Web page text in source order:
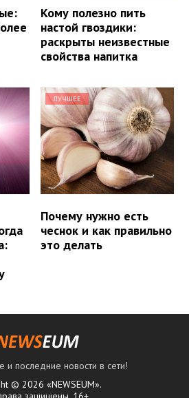
Кому полезно пить
настой гвоздики:
раскрыты неизвестные
свойства напитка
ЛУЧШЕЕ
Почему нужно есть
чеснок и как правильно
это делать
и последние новости в сети!
© 2026 «NEWSEUM».